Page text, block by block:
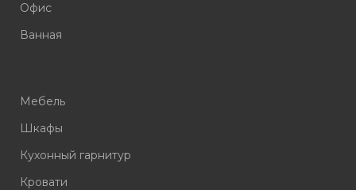
Офис
Ванная
Мебель
Шкафы
Кухонный гарнитур
Кровати